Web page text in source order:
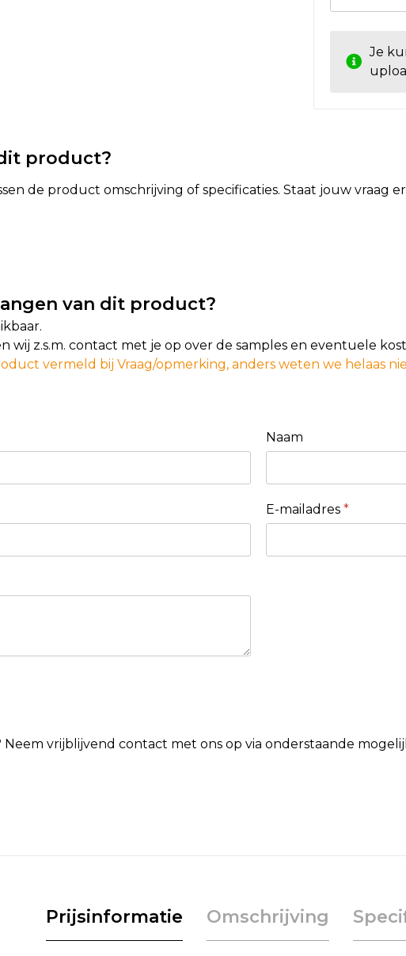
Je
product?
de product omschrijving of specificaties. Staat jouw vraag
van dit product?
wij z.s.m. contact met je op over de samples en eventuele
vermeld bij Vraag/opmerking, anders weten we helaas
Naam
E-mailadres *
vrijblijvend contact met ons op via onderstaande
Prijsinformatie Omschrijving